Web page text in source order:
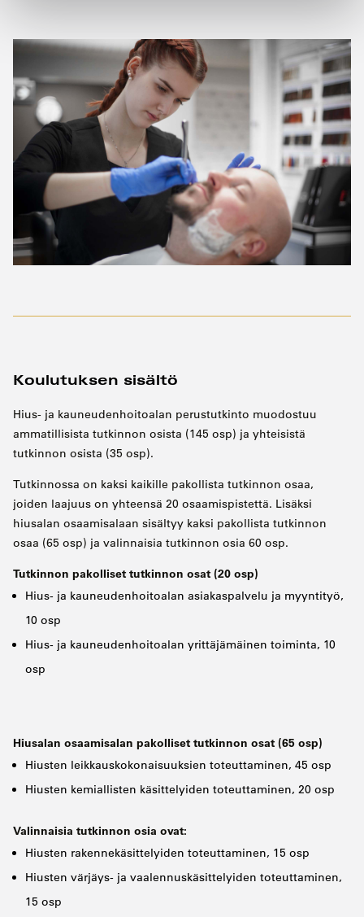
Koulutuksen sisältö
Hius- ja kauneudenhoitoalan perustutkinto muodostuu
ammatillisista tutkinnon osista (145 osp) ja yhteisistä
tutkinnon osista (35 osp).
Tutkinnossa on kaksi kaikille pakollista tutkinnon osaa,
joiden laajuus on yhteensä 20 osaamispistettä. Lisäksi
hiusalan osaamisalaan sisältyy kaksi pakollista tutkinnon
osaa (65 osp) ja valinnaisia tutkinnon osia 60 osp.
Tutkinnon pakolliset tutkinnon osat (20 osp)
Hius- ja kauneudenhoitoalan asiakaspalvelu ja myyntityö,
10 osp
Hius- ja kauneudenhoitoalan yrittäjämäinen toiminta, 10
osp
Hiusalan osaamisalan pakolliset tutkinnon osat (65 osp)
Hiusten leikkauskokonaisuuksien toteuttaminen, 45 osp
Hiusten kemiallisten käsittelyiden toteuttaminen, 20 osp
Valinnaisia tutkinnon osia ovat:
Hiusten rakennekäsittelyiden toteuttaminen, 15 osp
Hiusten värjäys- ja vaalennuskäsittelyiden toteuttaminen,
15 osp